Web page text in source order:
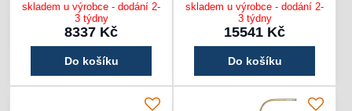
skladem u výrobce - dodání 2-
3 týdny
8337 Kč
Do košíku
skladem u výrobce - dodání 2-
3 týdny
15541 Kč
Do košíku